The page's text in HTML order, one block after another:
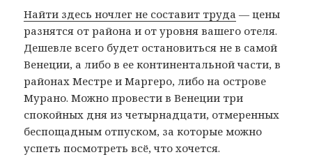
Найти здесь ночлег не составит труда — цены
разнятся от района и от уровня вашего отеля.
Дешевле всего будет остановиться не в самой
Венеции, а либо в ее континентальной части, в
районах Местре и Маргеро, либо на острове
Мурано. Можно провести в Венеции три
спокойных дня из четырнадцати, отмеренных
беспощадным отпуском, за которые можно
успеть посмотреть всё, что хочется.